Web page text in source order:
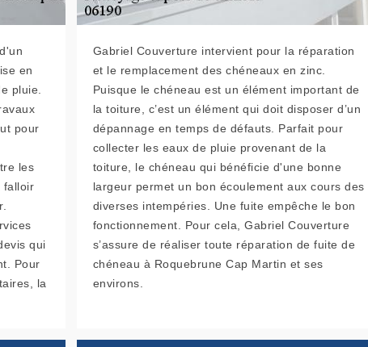
en
pluie.
pour
les
falloir
qui
Pour
la
Gabriel Couverture intervient pour la réparation
et le remplacement des chéneaux en zinc.
Puisque le chéneau est un élément important de
la toiture, c’est un élément qui doit disposer d’un
dépannage en temps de défauts. Parfait pour
collecter les eaux de pluie provenant de la
toiture, le chéneau qui bénéficie d'une bonne
largeur permet un bon écoulement aux cours des
diverses intempéries. Une fuite empêche le bon
fonctionnement. Pour cela, Gabriel Couverture
s’assure de réaliser toute réparation de fuite de
chéneau à Roquebrune Cap Martin et ses
environs.